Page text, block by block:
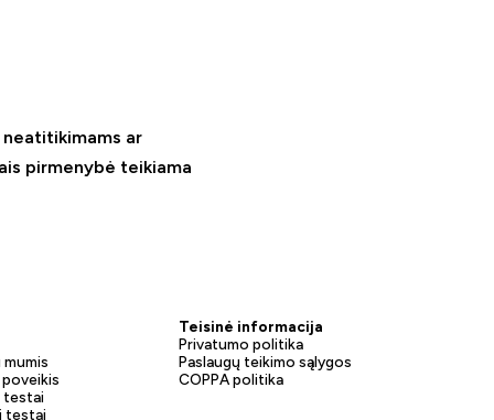
ar
pirmenybė teikiama
poveikis
testai
testai
Teisinė informacija
Privatumo politika
Paslaugų teikimo sąlygos
COPPA politika